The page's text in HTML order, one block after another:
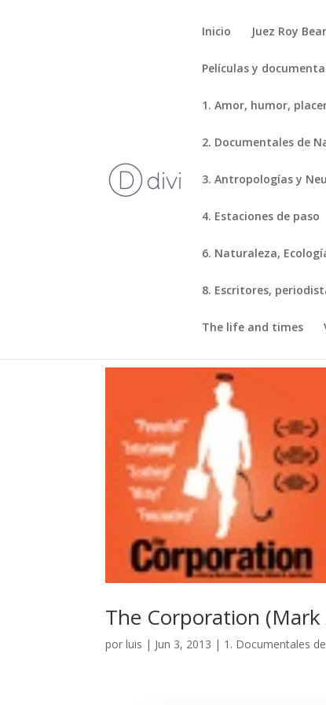
Inicio Juez Roy
Películas y
1. Amor, humor,
2. Documentales de
3. Antropologías y
4. Estaciones de paso
6. Naturaleza,
8. Escritores,
The life and times
The Corporation (Mark
porluis | Jun 3, 2013 | 1. Documentales